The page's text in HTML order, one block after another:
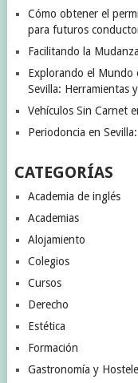
Cómo obtener el
para futuros
Facilitando la
Explorando el Mundo
Sevilla: Herramientas
Vehículos Sin Carnet
Periodoncia en
CATEGORÍAS
Academia de inglés
Academias
Alojamiento
Colegios
Cursos
Derecho
Estética
Formación
Gastronomía y